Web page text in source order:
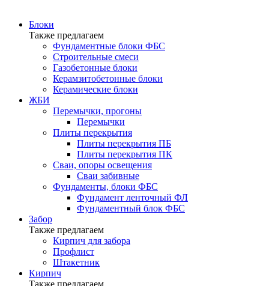
Блоки
Также предлагаем
Фундаментные блоки ФБС
Строительные смеси
Газобетонные блоки
Керамзитобетонные блоки
Керамические блоки
ЖБИ
Перемычки, прогоны
Перемычки
Плиты перекрытия
Плиты перекрытия ПБ
Плиты перекрытия ПК
Сваи, опоры освещения
Сваи забивные
Фундаменты, блоки ФБС
Фундамент ленточный ФЛ
Фундаментный блок ФБС
Забор
Также предлагаем
Кирпич для забора
Профлист
Штакетник
Кирпич
Также предлагаем